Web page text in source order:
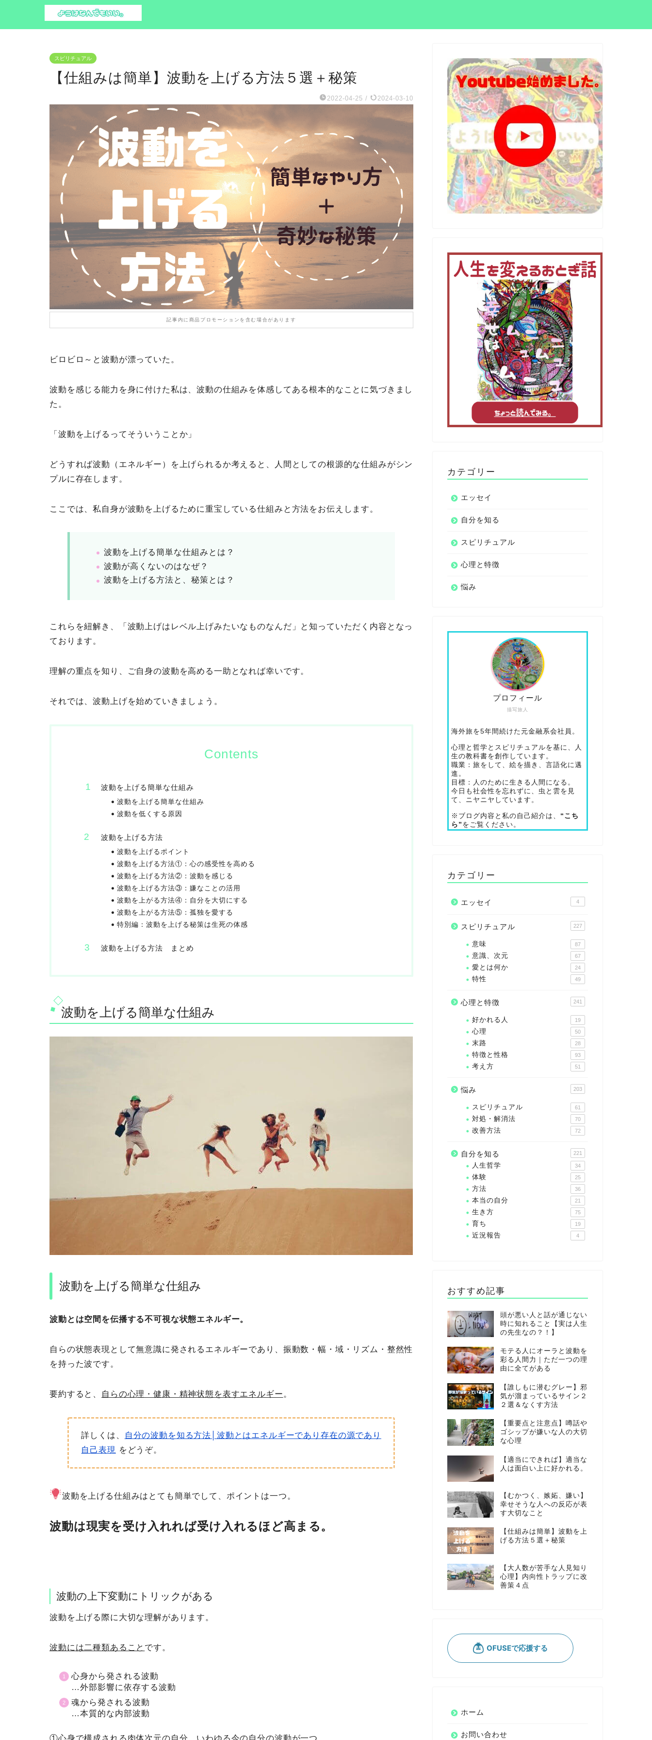
スピリチュアル
【仕組みは簡単】波動を上げる方法５選＋秘策
2022-04-25 / 2024-03-10
記事内に商品プロモーションを含む場合があります
ビロビロ～と波動が漂っていた。
波動を感じる能力を身に付けた私は、波動の仕組みを体感してある根本的なことに気づきまし
た。
「波動を上げるってそういうことか」
どうすれば波動（エネルギー）を上げられるか考えると、人間としての根源的な仕組みがシン
プルに存在します。
ここでは、私自身が波動を上げるために重宝している仕組みと方法をお伝えします。
波動を上げる簡単な仕組みとは？
波動が高くないのはなぜ？
波動を上げる方法と、秘策とは？
これらを紐解き、「波動上げはレベル上げみたいなものなんだ」と知っていただく内容となっ
ております。
理解の重点を知り、ご自身の波動を高める一助となれば幸いです。
それでは、波動上げを始めていきましょう。
Contents
波動を上げる簡単な仕組み
波動を上げる簡単な仕組み
波動を低くする原因
波動を上げる方法
波動を上げるポイント
波動を上げる方法①：心の感受性を高める
波動を上げる方法②：波動を感じる
波動を上げる方法③：嫌なことの活用
波動を上がる方法④：自分を大切にする
波動を上がる方法⑤：孤独を愛する
特別編：波動を上げる秘策は生死の体感
波動を上げる方法 まとめ
波動を上げる簡単な仕組み
波動を上げる簡単な仕組み
波動とは空間を伝播する不可視な状態エネルギー。
自らの状態表現として無意識に発されるエネルギーであり、振動数・幅・域・リズム・整然性
を持った波です。
要約すると、 自らの心理・健康・精神状態を表すエネルギー。
詳しくは、
自分の波動を知る方法│波動とはエネルギーであり存在の源であり
自己表現 をどうぞ。
波動を上げる仕組みはとても簡単でして、ポイントは一つ。
波動は現実を受け入れれば受け入れるほど高まる。
波動の上下変動にトリックがある
波動を上げる際に大切な理解があります。
波動には二種類あること です。
心身から発される波動
…外部影響に依存する波動
魂から発される波動
…本質的な内部波動
カテゴリー
エッセイ
自分を知る
スピリチュアル
心理と特徴
悩み
描写旅人
プロフィール
海外旅を5年間続けた元金融系会社員。
心理と哲学とスピリチュアルを基に、人
生の教科書を創作しています。
職業：旅をして、絵を描き、言語化に邁
進。
目標：人のために生きる人間になる。
今日も社会性を忘れずに、虫と雲を見
て、ニヤニヤしています。
※ブログ内容と私の自己紹介は、 “こち
ら” をご覧ください。
カテゴリー
エッセイ 4
スピリチュアル 227
意味 87
意識、次元 67
愛とは何か 24
特性 49
心理と特徴 241
好かれる人 19
心理 50
末路 28
特徴と性格 93
考え方 51
悩み 203
スピリチュアル 61
対処・解消法 70
改善方法 72
自分を知る 221
人生哲学 34
体験 25
方法 36
本当の自分 21
生き方 75
育ち 19
近況報告 4
おすすめ記事
頭が悪い人と話が通じない
時に知れること【実は人生
の先生なの？！】
モテる人にオーラと波動を
彩る人間力｜ただ一つの理
由に全てがある
【誰しもに潜むグレー】邪
気が溜まっているサイン２
２選＆なくす方法
【重要点と注意点】噂話や
ゴシップが嫌いな人の大切
な心理
【適当にできれば】適当な
人は面白い上に好かれる。
【むかつく、嫉妬、嫌い】
幸せそうな人への反応が表
す大切なこと
【仕組みは簡単】波動を上
げる方法５選＋秘策
【大人数が苦手な人見知り
心理】内向性トラップに改
善策４点
ホーム
お問い合わせ